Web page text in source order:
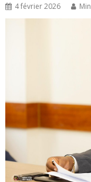
4 février 2026